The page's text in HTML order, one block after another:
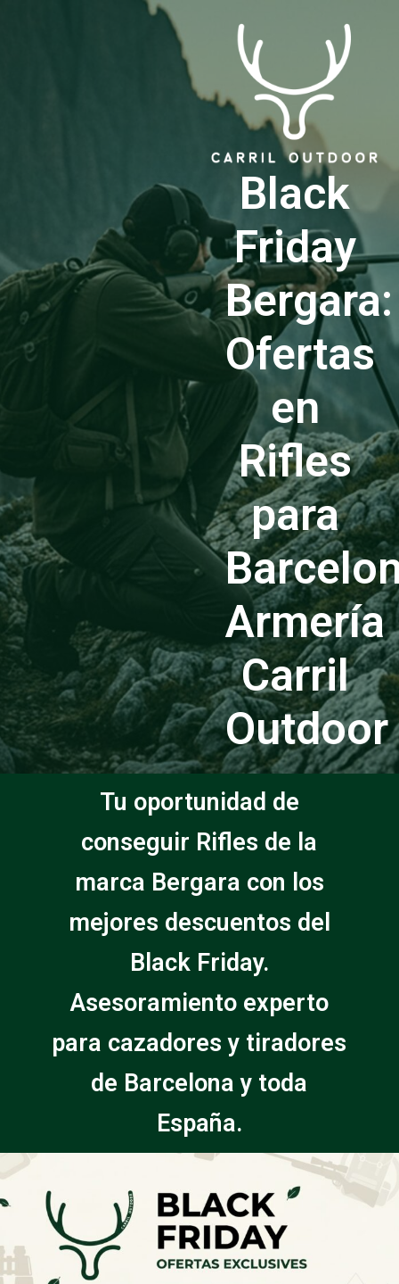
Black
Friday
Bergara:
Ofertas
en
Rifles
para
Armería
Carril
Outdoor
Tu oportunidad de
conseguir Rifles de la
marca Bergara con los
mejores descuentos del
Black Friday.
Asesoramiento experto
para cazadores y tiradores
de Barcelona y toda
España.